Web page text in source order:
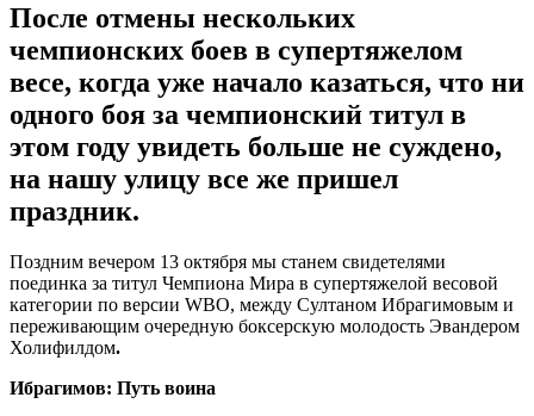
После отмены нескольких
чемпионских боев в супертяжелом
весе, когда уже начало казаться, что ни
одного боя за чемпионский титул в
этом году увидеть больше не суждено,
на нашу улицу все же пришел
праздник.
Поздним вечером 13 октября мы станем свидетелями
поединка за титул Чемпиона Мира в супертяжелой весовой
категории по версии WBO, между Султаном Ибрагимовым и
переживающим очередную боксерскую молодость Эвандером
Холифилдом.
Ибрагимов: Путь воина